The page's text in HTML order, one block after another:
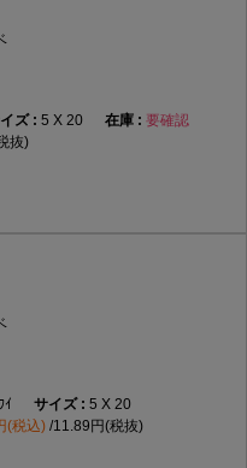
5 X 20
要確認
抜)
ｲ
5 X 20
(税込) 11.89円(税抜)